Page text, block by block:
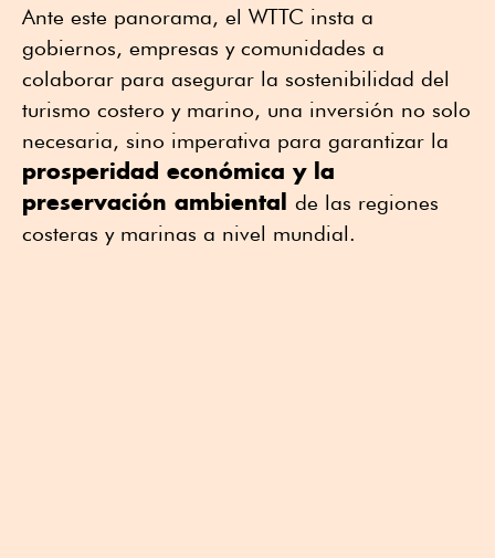
Ante este panorama, el WTTC insta a
gobiernos, empresas y comunidades a
colaborar para asegurar la sostenibilidad del
turismo costero y marino, una inversión no solo
necesaria, sino imperativa para garantizar la
prosperidad económica y la
preservación ambiental de las regiones
costeras y marinas a nivel mundial.